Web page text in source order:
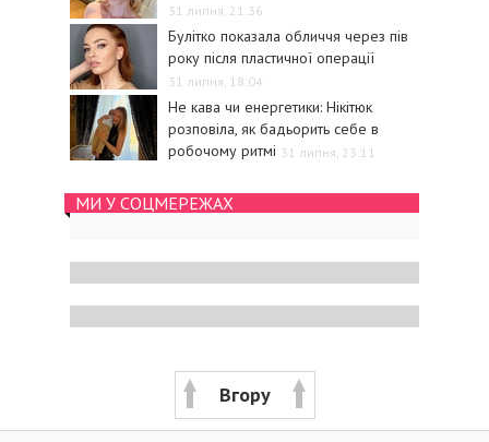
31 липня, 21:36
Булітко показала обличчя через пів
року після пластичної операції
31 липня, 18:04
Не кава чи енергетики: Нікітюк
розповіла, як бадьорить себе в
робочому ритмі 31 липня, 23:11
МИ У СОЦМЕРЕЖАХ
Вгору